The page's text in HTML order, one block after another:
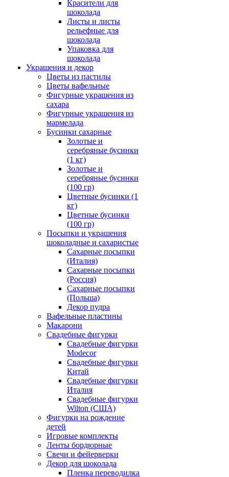
Красители для
шоколада
Листы и листы
рельефные для
шоколада
Упаковка для
шоколада
Украшения и декор
Цветы из пастилы
Цветы вафельные
Фигурные украшения из
сахара
Фигурные украшения из
мармелада
Бусинки сахарные
Золотые и
серебряные бусинки
(1 кг)
Золотые и
серебряные бусинки
(100 гр)
Цветные бусинки (1
кг)
Цветные бусинки
(100 гр)
Посыпки и украшения
шоколадные и сахаристые
Сахарные посыпки
(Италия)
Сахарные посыпки
(Россия)
Сахарные посыпки
(Польша)
Декор пудра
Вафельные пластины
Макарони
Свадебные фигурки
Свадебные фигурки
Modecor
Свадебные фигурки
Китай
Свадебные фигурки
Италия
Свадебные фигурки
Wilton (США)
Фигурки на рождение
детей
Игровые комплекты
Ленты бордюрные
Свечи и фейерверки
Декор для шоколада
Пленка переводилка